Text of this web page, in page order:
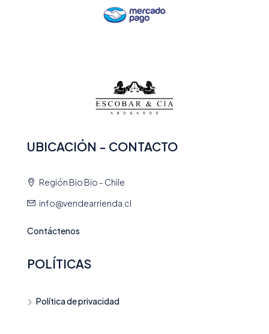
UBICACIÓN - CONTACTO
Región Bio Bio - Chile
info@vendearrienda.cl
Contáctenos
POLÍTICAS
Política de privacidad